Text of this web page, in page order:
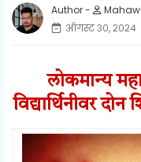
ऑगस्ट ३०, २०२४
लोकमान्य
विद्यार्थिनीवर